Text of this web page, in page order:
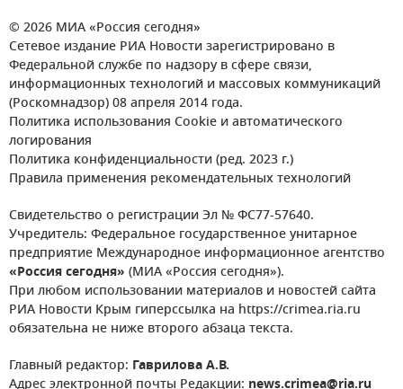
© 2026 МИА «Россия сегодня»
Сетевое издание РИА Новости зарегистрировано в
Федеральной службе по надзору в сфере связи,
информационных технологий и массовых коммуникаций
(Роскомнадзор) 08 апреля 2014 года.
Политика использования Cookie и автоматического
логирования
Политика конфиденциальности (ред. 2023 г.)
Правила применения рекомендательных технологий
Свидетельство о регистрации Эл № ФС77-57640.
Учредитель: Федеральное государственное унитарное
предприятие Международное информационное агентство
«Россия сегодня» (МИА «Россия сегодня»).
При любом использовании материалов и новостей сайта
РИА Новости Крым гиперссылка на https://crimea.ria.ru
обязательна не ниже второго абзаца текста.
Главный редактор: Гаврилова А.В.